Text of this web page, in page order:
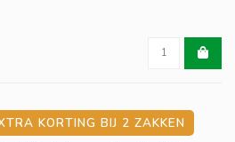
KORTING BIJ 2 ZAKKEN